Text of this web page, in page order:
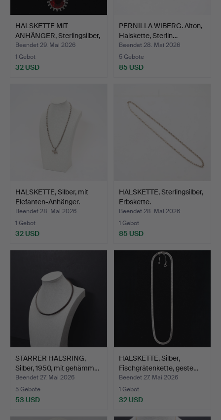
HALSKETTE MIT
ANHÄNGER, Sterlingsilber,
mi…
Beendet 29. Mai 2026
1 Gebot
32 USD
PERNILLA WIBERG. Alton,
Halskette, Sterlin…
Beendet 28. Mai 2026
5 Gebote
85 USD
HALSKETTE, Silber, mit
Elefanten-Anhänger.
Beendet 28. Mai 2026
1 Gebot
32 USD
HALSKETTE, Sterlingsilber,
Erbskette.
Beendet 28. Mai 2026
1 Gebot
85 USD
STARRER HALSRING,
Silber, 1950, mit gehämm…
Beendet 27. Mai 2026
5 Gebote
53 USD
HALSKETTE, Silber,
Fischgrätenkette, geste…
Beendet 27. Mai 2026
1 Gebot
32 USD